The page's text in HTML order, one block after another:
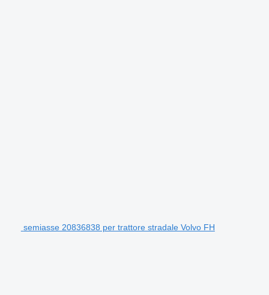
semiasse 20836838 per trattore stradale Volvo FH